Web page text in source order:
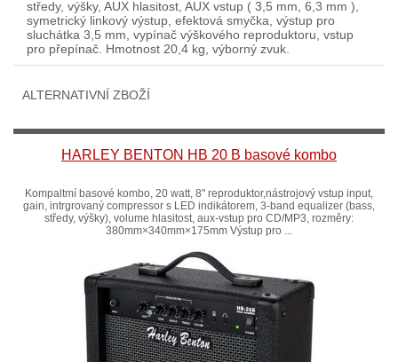
středy, výšky, AUX hlasitost, AUX vstup ( 3,5 mm, 6,3 mm ),
symetrický linkový výstup, efektová smyčka, výstup pro
sluchátka 3,5 mm, vypínač výškového reproduktoru, vstup
pro přepínač. Hmotnost 20,4 kg, výborný zvuk.
ALTERNATIVNÍ ZBOŽÍ
HARLEY BENTON HB 20 B basové kombo
Kompaltmí basové kombo, 20 watt, 8" reproduktor,nástrojový vstup input,
gain, intrgrovaný compressor s LED indikátorem, 3-band equalizer (bass,
středy, výšky), volume hlasitost, aux-vstup pro CD/MP3, rozměry:
380mm×340mm×175mm Výstup pro ...